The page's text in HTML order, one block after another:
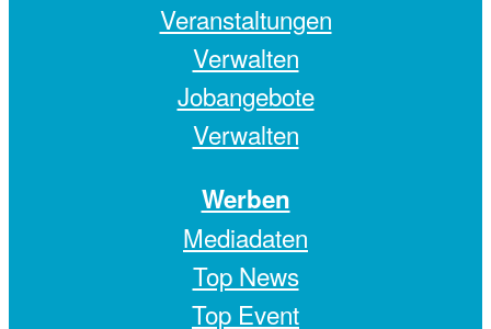
Veranstaltungen
Verwalten
Jobangebote
Verwalten
Werben
Mediadaten
Top News
Top Event